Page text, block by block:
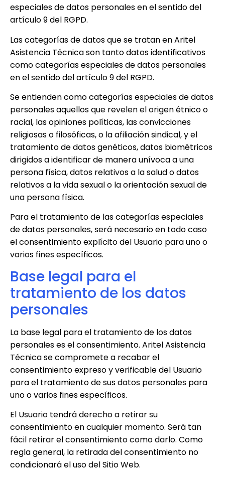
especiales de datos personales en el sentido del
artículo 9 del RGPD.
Las categorías de datos que se tratan enAritel
Asistencia Técnicason tanto datos identificativos
como categorías especiales de datos personales
en el sentido del artículo 9 del RGPD.
Se entienden como categorías especiales de datos
personales aquellos que revelen el origen étnico o
racial, las opiniones políticas, las convicciones
religiosas o filosóficas, o la afiliación sindical, y el
tratamiento de datos genéticos, datos biométricos
dirigidos a identificar de manera unívoca a una
persona física, datos relativos a la salud o datos
relativos a la vida sexual o la orientación sexual de
una persona física.
Para el tratamiento de las categorías especiales
de datos personales, será necesario en todo caso
el consentimiento explícito del Usuario para uno o
varios fines específicos.
Base legal para el
tratamiento de los datos
personales
La base legal para el tratamiento de los datos
personales es el consentimiento. Aritel Asistencia
Técnicase compromete a recabar el
consentimiento expreso y verificable del Usuario
para el tratamiento de sus datos personales para
uno o varios fines específicos.
El Usuario tendrá derecho a retirar su
consentimiento en cualquier momento. Será tan
fácil retirar el consentimiento como darlo. Como
regla general, la retirada del consentimiento no
condicionará el uso del Sitio Web.